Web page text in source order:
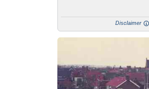
Disclaimer